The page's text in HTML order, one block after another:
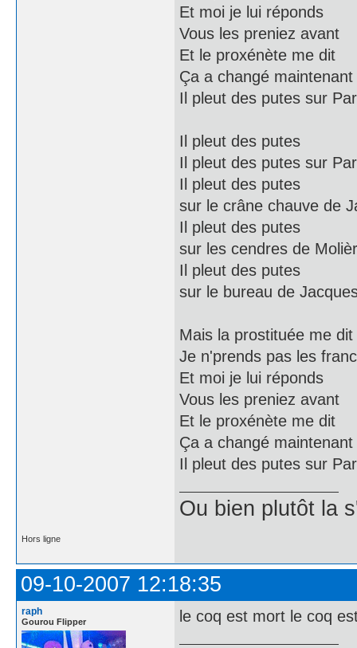
Et moi je lui réponds
Vous les preniez avant
Et le proxénète me dit
Ça a changé maintenant
Il pleut des putes sur
Il pleut des putes
Il pleut des putes sur
Il pleut des putes
sur le crâne chauve de
Il pleut des putes
sur les cendres de
Il pleut des putes
sur le bureau de
Mais la prostituée me dit
Je n'prends pas les
Et moi je lui réponds
Vous les preniez avant
Et le proxénète me dit
Ça a changé maintenant
Il pleut des putes sur
Ou bien plutôt la
Hors ligne
09-10-2007 12:18:35
raph
Gourou Flipper le coq est mort le coq